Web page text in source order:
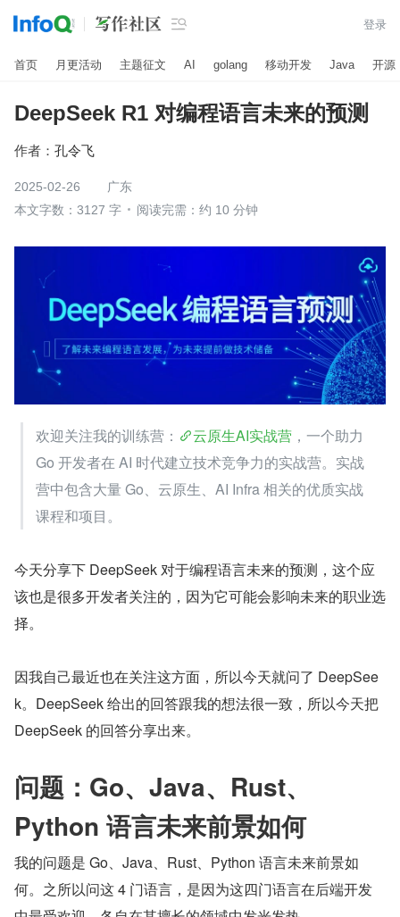
 登录
首页 月更活动 主题征文 AI golang 移动开发 Java 开源
DeepSeek R1 对编程语言未来的预测
作者： 孔令飞
2025-02-26
广东
本文字数：3127 字
阅读完需：约 10 分钟
欢迎关注我的训练营： 云原生AI实战营 ，一个助力
Go 开发者在 AI 时代建立技术竞争力的实战营。实战
营中包含大量 Go、云原生、AI Infra 相关的优质实战
课程和项目。
今天分享下 DeepSeek 对于编程语言未来的预测，这个应
该也是很多开发者关注的，因为它可能会影响未来的职业选
择。
因我自己最近也在关注这方面，所以今天就问了 DeepSee
k。DeepSeek 给出的回答跟我的想法很一致，所以今天把
DeepSeek 的回答分享出来。
问题： Go、Java、Rust、
Python 语言未来前景如何
我的问题是 Go、Java、Rust、Python 语言未来前景如
何。之所以问这 4 门语言，是因为这四门语言在后端开发